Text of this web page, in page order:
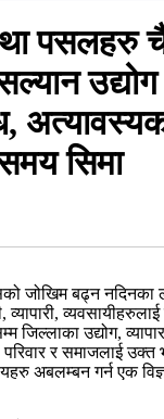
पसलहरु
सिमा
जोखिम बढ्न नदिनका
व्यापारी,
जिल्लाका उद्योग,
र समाजलाई उक्त
अबलम्बन गर्न एक